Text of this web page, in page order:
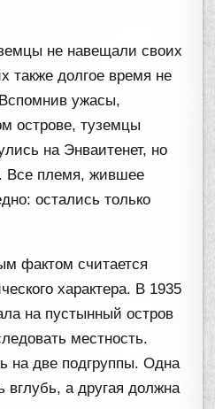
не навещали своих
также долгое время не
ужасы,
острове, туземцы
на Энваитенет, но
Все племя, жившее
остались только
фактом считается
характера. В 1935
на пустынный остров
местность.
на две подгруппы. Одна
вглубь, а другая должна